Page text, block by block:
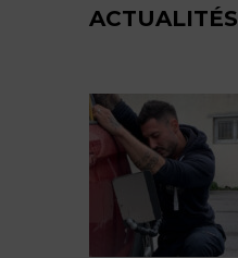
ACTUALITÉS